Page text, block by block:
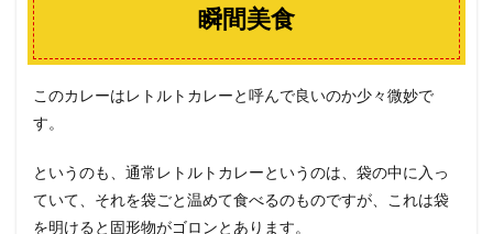
瞬間美食
このカレーはレトルトカレーと呼んで良いのか少々微妙で
す。
というのも、通常レトルトカレーというのは、袋の中に入っ
ていて、それを袋ごと温めて食べるのものですが、これは袋
を明けると固形物がゴロンとあります。